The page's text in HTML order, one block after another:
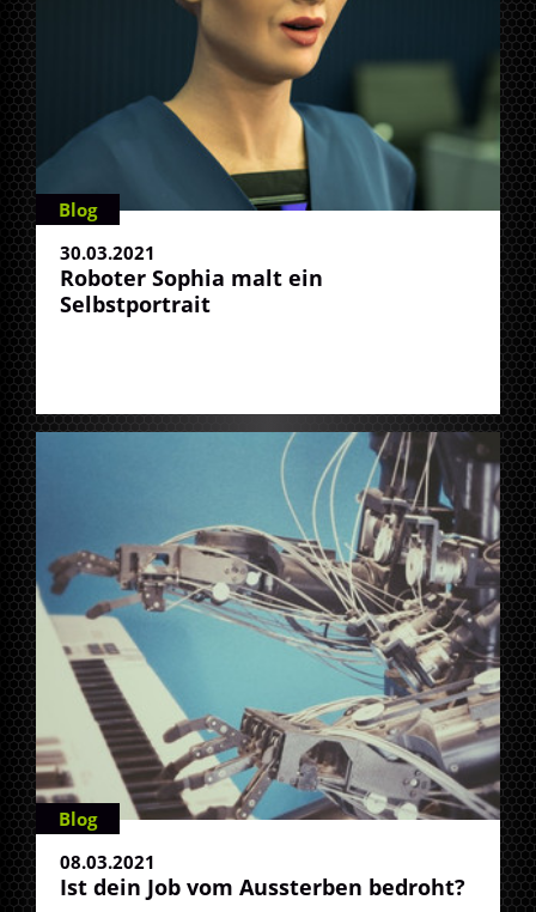
Blog
30.03.2021
Roboter Sophia malt ein
Selbstportrait
Blog
08.03.2021
Ist dein Job vom Aussterben bedroht?